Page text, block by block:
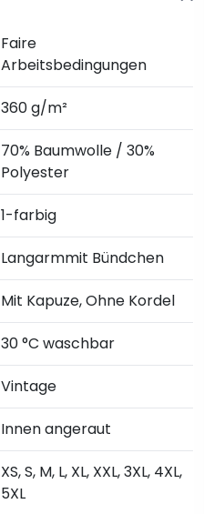
Faire
Arbeitsbedingungen
360 g/m²
70% Baumwolle / 30%
Polyester
1-farbig
Langarmmit Bündchen
Mit Kapuze, Ohne Kordel
30 °C waschbar
Vintage
Innen angeraut
XS, S, M, L, XL, XXL, 3XL, 4XL,
5XL